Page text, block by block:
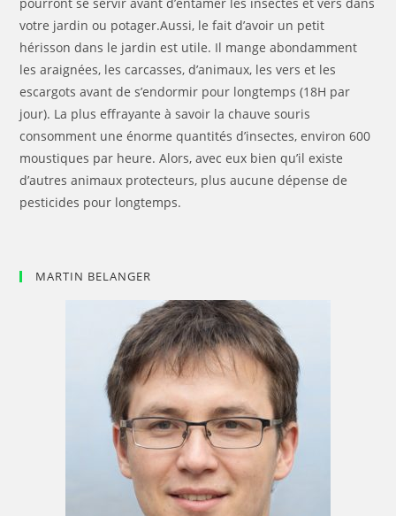
votre jardin ou potager.Aussi, le fait d’avoir un petit
hérisson dans le jardin est utile. Il mange abondamment
les araignées, les carcasses, d’animaux, les vers et les
escargots avant de s’endormir pour longtemps (18H par
jour). La plus effrayante à savoir la chauve souris
consomment une énorme quantités d’insectes, environ 600
moustiques par heure. Alors, avec eux bien qu’il existe
d’autres animaux protecteurs, plus aucune dépense de
pesticides pour longtemps.
MARTIN BELANGER